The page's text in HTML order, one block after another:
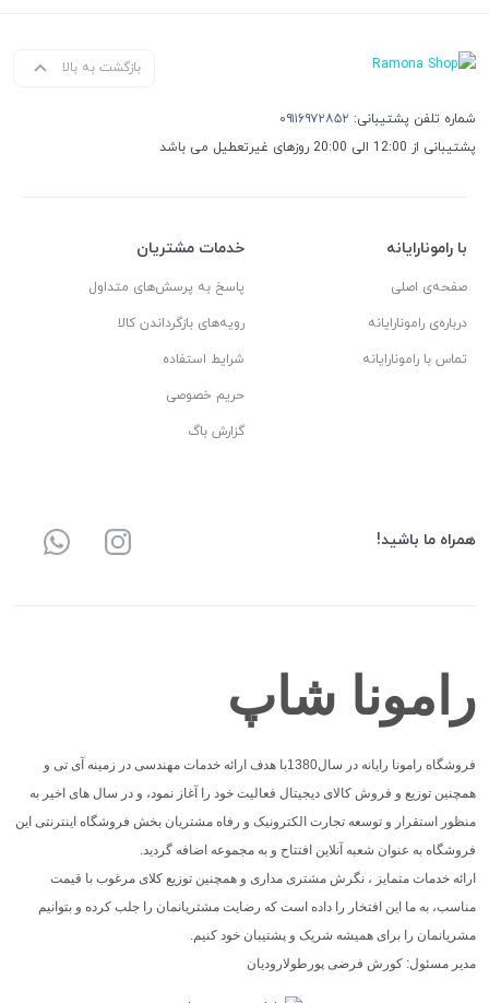
بازگشت به بالا
شماره تلفن پشتیبانی: ۰۹۱۱۶۹۷۲۸۵۲
پشتیبانی از 12:00 الی 20:00 روزهای غیرتعطیل می باشد
با رامونارایانه
صفحه‌ی اصلی
درباره‌ی رامونارایانه
تماس با رامونارایانه
خدمات مشتریان
پاسخ به پرسش‌های متداول
رویه‌های بازگرداندن کالا
شرایط استفاده
حریم خصوصی
گزارش باگ
همراه ما باشید!
رامونا شاپ
فروشگاه رامونا رایانه در سال1380با هدف ارائه خدمات مهندسی در زمینه آی تی و
همچنین توزیع و فروش کالای دیجیتال فعالیت خود را آغاز نمود، و در سال های اخیر به
منظور استقرار و توسعه تجارت الکترونیک و رفاه مشتریان بخش فروشگاه اینترنتی این
فروشگاه به عنوان شعبه آنلاین افتتاح و به مجموعه اضافه گردید.
ارائه خدمات متمایز ، نگرش مشتری مداری و همچنین توزیع کلای مرغوب با قیمت
مناسب، به ما این افتخار را داده است که رضایت مشتریانمان را جلب کرده و بتوانیم
مشریانمان را برای همیشه شریک و پشتیبان خود کنیم.
مدیر مسئول: کورش فرضی پورطولارودیان